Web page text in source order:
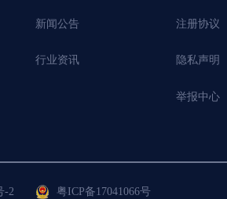
新闻公告
行业资讯
注册协议
隐私声明
举报中心
-2 粤ICP备17041066号